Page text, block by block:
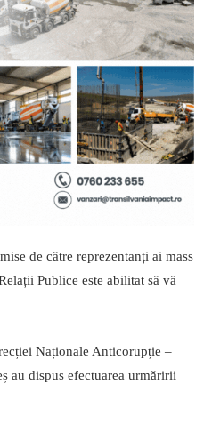
de către reprezentanți ai mass
Publice este abilitat să vă
Naționale Anticorupție –
au dispus efectuarea urmăririi